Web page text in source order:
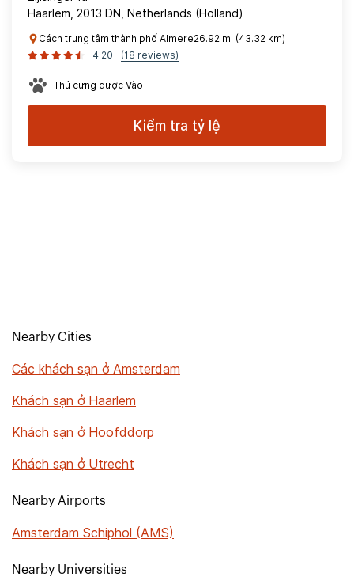
Haarlem, 2013 DN, Netherlands (Holland)
Cách trung tâm thành phố Almere26.92 mi (43.32 km)
4.20
(18 reviews)
Thú cưng được Vào
Kiểm tra tỷ lệ
Nearby Cities
Các khách sạn ở Amsterdam
Khách sạn ở Haarlem
Khách sạn ở Hoofddorp
Khách sạn ở Utrecht
Nearby Airports
Amsterdam Schiphol (AMS)
Nearby Universities